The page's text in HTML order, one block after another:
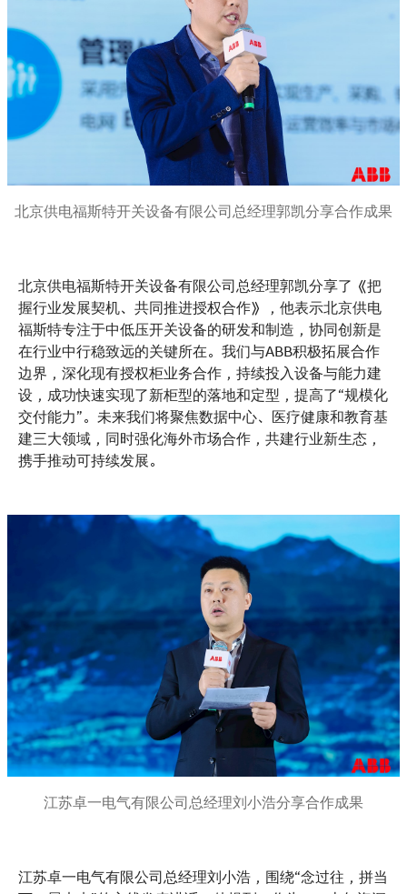
北京供电福斯特开关设备有限公司总经理郭凯分享合作成果
北京供电福斯特开关设备有限公司总经理郭凯分享了《把
握行业发展契机、共同推进授权合作》，他表示北京供电
福斯特专注于中低压开关设备的研发和制造，协同创新是
在行业中行稳致远的关键所在。我们与ABB积极拓展合作
边界，深化现有授权柜业务合作，持续投入设备与能力建
设，成功快速实现了新柜型的落地和定型，提高了“规模化
交付能力”。未来我们将聚焦数据中心、医疗健康和教育基
建三大领域，同时强化海外市场合作，共建行业新生态，
携手推动可持续发展。
江苏卓一电气有限公司总经理刘小浩分享合作成果
江苏卓一电气有限公司总经理刘小浩，围绕“念过往，拼当